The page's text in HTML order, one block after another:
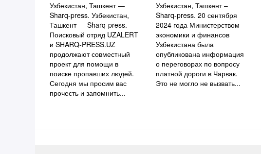
Узбекистан, Ташкент —
Sharq-press. Узбекистан,
Ташкент — Sharq-press.
Поисковый отряд UZALERT
и SHARQ-PRESS.UZ
продолжают совместный
проект для помощи в
поиске пропавших людей.
Сегодня мы просим вас
прочесть и запомнить...
Узбекистан, Ташкент –
Sharq-press. 20 сентября
2024 года Министерством
экономики и финансов
Узбекистана была
опубликована информация
о переговорах по вопросу
платной дороги в Чарвак.
Это не могло не вызвать...